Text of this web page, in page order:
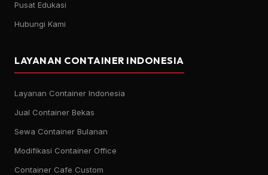
Pusat Edukasi
Hubungi Kami
LAYANAN CONTAINER INDONESIA
Layanan Container Indonesia
Jual Container Bekas
Sewa Container Bulanan
Modifikasi Container Office
Container Cafe Custom